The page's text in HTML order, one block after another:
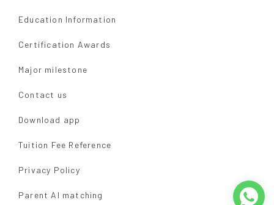
Education Information
Certification Awards
Major milestone
Contact us
Download app
Tuition Fee Reference
Privacy Policy
Parent AI matching